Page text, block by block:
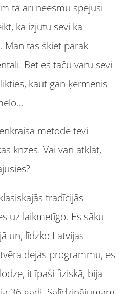
tā arī neesmu spējusi
ka izjūtu sevi kā
tas šķiet pārāk
Bet es taču varu sevi
kaut gan ķermenis
metode tevi
krīzes. Vai vari atklāt,
tradīcijās
uz laikmetīgo. Es sāku
un, līdzko Latvijas
dejas programmu, es
it īpaši fiziskā, bija